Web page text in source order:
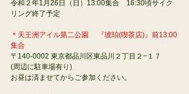
令和２年1月26日（日）13:00集合　16:30頃サイク
リング終了予定
＊天王洲アイル第二公園 　『琥珀(喫茶店)』前13:00
集合
〒140-0002 東京都品川区東品川２丁目２−１７
(周辺に駐車場有り)
お昼は済ませてからご参加ください。